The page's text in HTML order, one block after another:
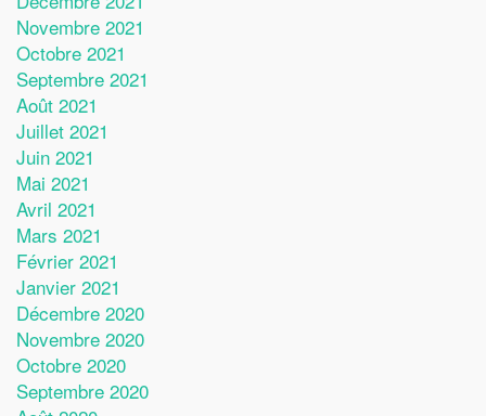
Novembre 2021
Octobre 2021
Septembre 2021
Août 2021
Juillet 2021
Juin 2021
Mai 2021
Avril 2021
Mars 2021
Février 2021
Janvier 2021
Décembre 2020
Novembre 2020
Octobre 2020
Septembre 2020